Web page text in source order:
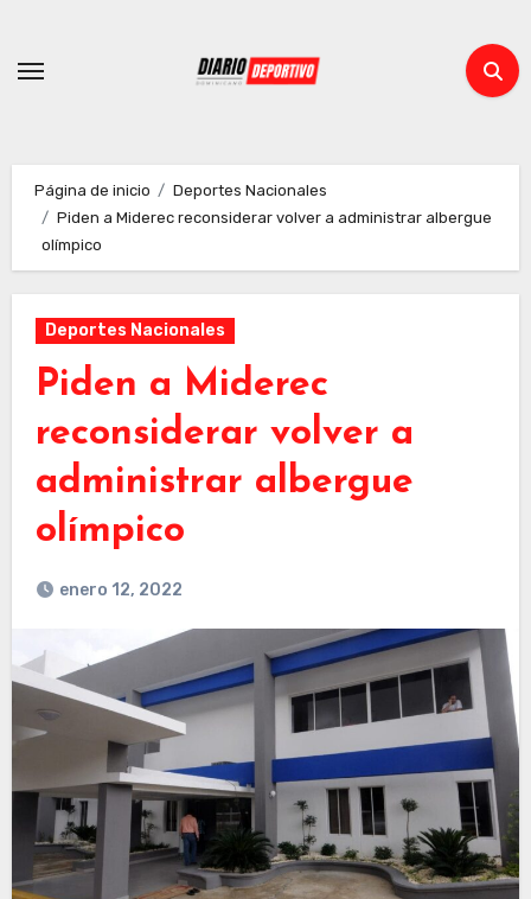
contenido
Página de inicio
Deportes Nacionales
Piden a Miderec reconsiderar volver a administrar albergue
olímpico
Deportes Nacionales
Piden a Miderec
reconsiderar volver a
administrar albergue
olímpico
enero 12, 2022